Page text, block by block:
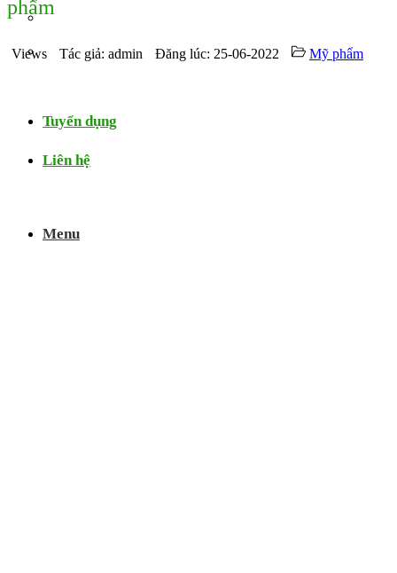
Chứng nhận
Tuyển dụng
Liên hệ
Menu
phẩm
Views Tác giả: admin Đăng lúc: 25-06-2022 Mỹ phẩm